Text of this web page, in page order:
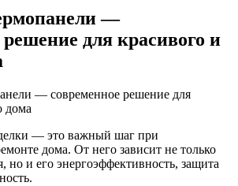
—
для красивого и
— это важный шаг при
дома. От него зависит не только
но и его энергоэффективность, защита